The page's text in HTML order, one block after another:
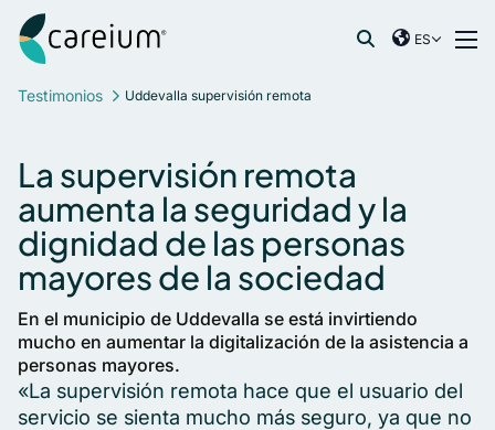
Ir al contenido
Careium Spain
ES
France
Netherlands
Norway
Spain
Sweden
United Kingdom
Buscar:
Testimonios Uddevalla supervisión remota
La supervisión remota
aumenta la seguridad y la
dignidad de las personas
mayores de la sociedad
En el municipio de Uddevalla se está invirtiendo
mucho en aumentar la digitalización de la asistencia a
personas mayores.
«La supervisión remota hace que el usuario del
servicio se sienta mucho más seguro, ya que no